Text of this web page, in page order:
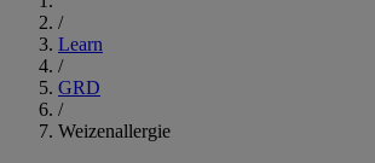
/
Learn
/
GRD
/
Weizenallergie